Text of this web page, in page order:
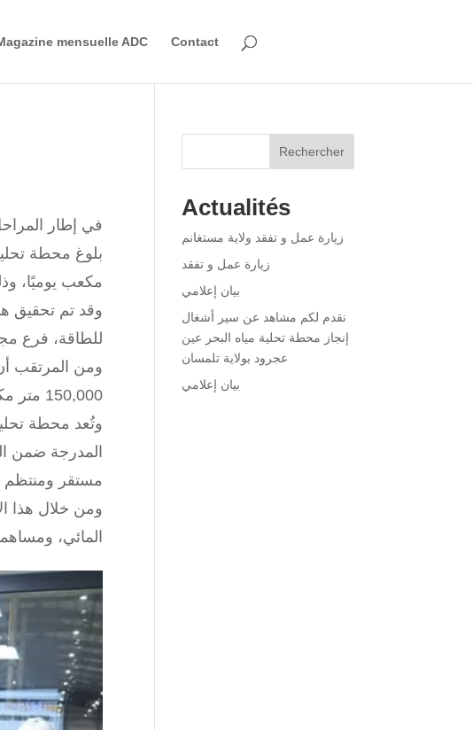
mensuelle ADC Contact
في إطار
مكعب يوميًا،
وقد تم تحقيق
للطاقة، فرع
ومن المرتقب أن
150,000 متر مكعب يوميًا، ثم إلى 180,000 متر مكعب يوميًا في غضون الأيام القليلة القادمة.
المدرجة ضمن
مستقر ومنتظم
ومن خلال هذا
المائي،
Rechercher
Actualités
زيارة عمل و تفقد ولاية مستغانم
زيارة عمل و تفقد
بيان إعلامي
نقدم لكم مشاهد عن سير أشغال
إنجاز محطة تحلية مياه البحر عين
عجرود بولاية تلمسان
بيان إعلامي